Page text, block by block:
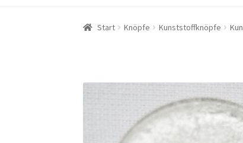
Start Knöpfe Kunststoffknöpfe